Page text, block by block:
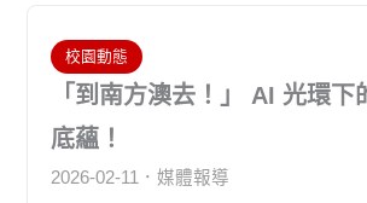
校園動態
「到南方澳去！」 AI 光環下
底蘊！
2026-02-11 媒體報導